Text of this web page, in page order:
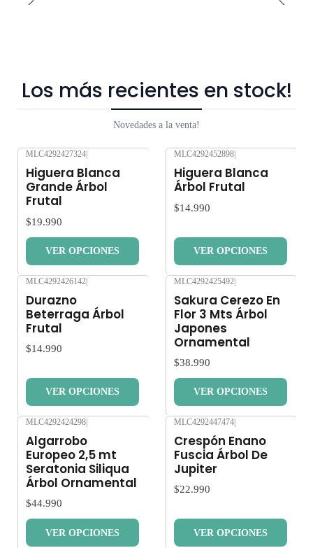
Los más recientes en stock!
Novedades a la venta!
MLC4292427324
Higuera Blanca
Grande Árbol
Frutal
$19.990
VER OPCIONES
MLC4292452898
Higuera Blanca
Árbol Frutal
$14.990
VER OPCIONES
MLC4292426142|
Durazno
Beterraga Árbol
Frutal
$14.990
VER OPCIONES
MLC4292425492|
Sakura Cerezo En
Flor 3 Mts Árbol
Japones
Ornamental
$38.990
VER OPCIONES
MLC4292424298|
Algarrobo
Europeo 2,5 mt
Seratonia Siliqua
Árbol Ornamental
$44.990
VER OPCIONES
MLC4292447474|
Crespón Enano
Fuscia Árbol De
Jupiter
$22.990
VER OPCIONES